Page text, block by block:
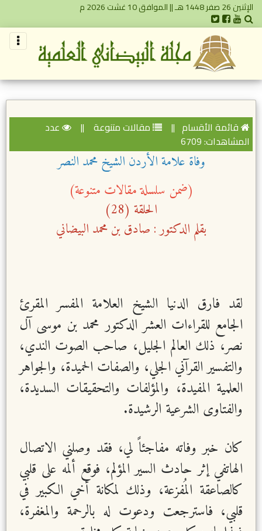
الإثنين 26 صفر 1448 هـ || الموافق 10 غشت 2026 م
قائمة الأقسام || مقالات متنوعة ||
عدد
المشاهدات: 6709
وفاة علامة الأردن الشيخ محمد النصر
(ضمن سلسلة مقالات متنوعة)
الحلقة (28)
بقلم الدكتور : صادق بن محمد البيضاني
لقد فارق الدنيا الشيخ العلامة المفسر المقرئ
الجامع للقراءات العشر الدكتور محمد بن موسى آل
نصر، ذلك العالم الجليل، صاحب الصوت الندي،
والتفسير القرآني الجلي، والصفات الحميدة، والجواهر
العلمية المفيدة، والمؤلفات والتحقيقات السديدة،
والفتاوى الشرعية الرشيدة.
كان خبر وفاته مفاجئاً لي، فقد وصلني الاتصال
الهاتفي إثر حادث السير المؤلم، فوقع ألمه على قلبي
كالصاعقة المُفزعة، وذلك لمكانة أخي الكبير في
قلبي، فاسترجعت ودعوت له بالرحمة والمغفرة،